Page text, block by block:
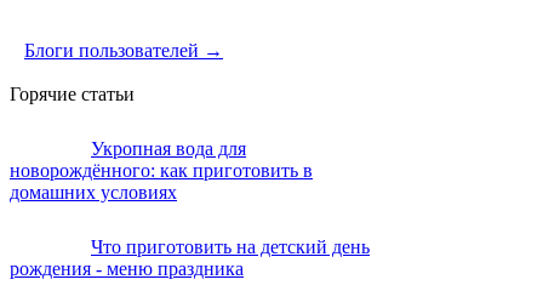
Блоги пользователей →
Горячие статьи
Укропная вода для
новорождённого: как приготовить в
домашних условиях
Что приготовить на детский день
рождения - меню праздника